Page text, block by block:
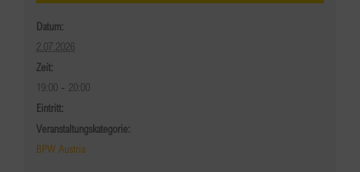
Datum:
2.07.2026
Zeit:
19:00 - 20:00
Eintritt:
Veranstaltungskategorie:
BPW Austria